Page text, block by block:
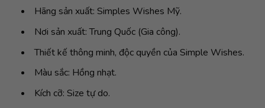
Hãng sản xuất: Simples Wishes Mỹ.
Nơi sản xuất: Trung Quốc (Gia công).
Thiết kế thông minh, độc quyền của Simple Wishes.
Màu sắc: Hồng nhạt.
Kích cỡ: Size tự do.